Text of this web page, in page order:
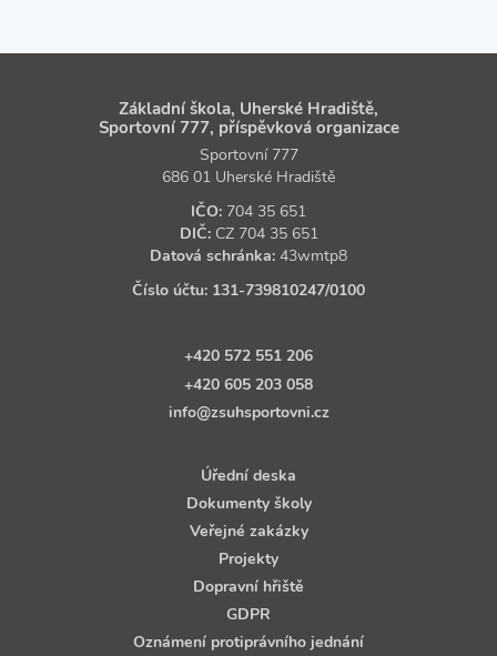
Základní škola, Uherské Hradiště,
Sportovní 777, příspěvková organizace
Sportovní 777
686 01 Uherské Hradiště
IČO: 704 35 651
DIČ: CZ 704 35 651
Datová schránka: 43wmtp8
Číslo účtu: 131‑739810247/0100
+420 572 551 206
+420 605 203 058
info@zsuhsportovni.cz
Úřední deska
Dokumenty školy
Veřejné zakázky
Projekty
Dopravní hřiště
GDPR
Oznámení protiprávního jednání